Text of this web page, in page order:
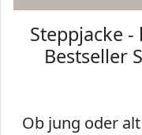
Steppjacke -
Bestseller
Ob jung oder